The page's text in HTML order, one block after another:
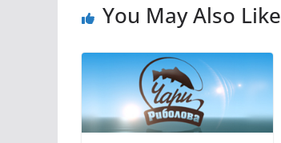
You May Also Like